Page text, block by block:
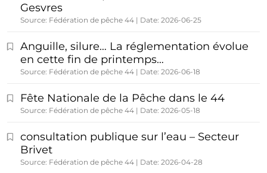
Gesvres
Source: Fédération de pêche 44 Date: 2026-06-25
Anguille, silure… La réglementation évolue
en cette fin de printemps…
Source: Fédération de pêche 44 Date: 2026-06-18
Fête Nationale de la Pêche dans le 44
Source: Fédération de pêche 44 Date: 2026-05-18
consultation publique sur l’eau – Secteur
Brivet
Source: Fédération de pêche 44 Date: 2026-04-28